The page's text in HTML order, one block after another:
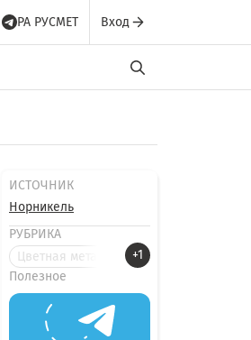
РА РУСМЕТ Вход
ИСТОЧНИК
Норникель
РУБРИКА
Цветная металлургия
+1
Полезное